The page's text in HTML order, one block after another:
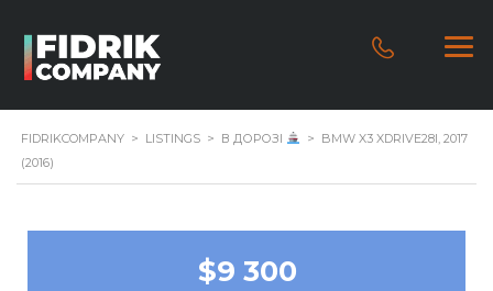
FIDRIKCOMPANY > LISTINGS > В ДОРОЗІ > BMW X3 XDRIVE28I, 2017
(2016)
$9 300